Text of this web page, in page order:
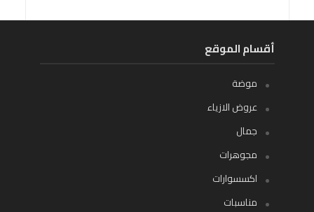
أقسام الموقع
موضة
عروض الازياء
جمال
مجوهرات
اكسسوارات
مناسبات